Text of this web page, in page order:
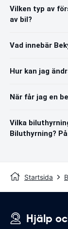
Vilken typ av
av bil?
Vad innebär
Hur kan jag
När får jag en
Vilka
Biluthyrning?
Startsida
Hjälp